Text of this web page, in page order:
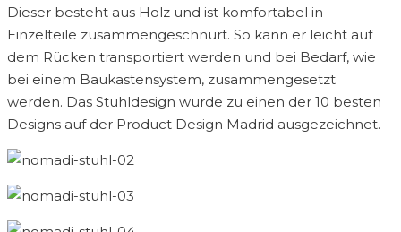
Dieser besteht aus Holz und ist komfortabel in
Einzelteile zusammengeschnürt. So kann er leicht auf
dem Rücken transportiert werden und bei Bedarf, wie
bei einem Baukastensystem, zusammengesetzt
werden. Das Stuhldesign wurde zu einen der 10 besten
Designs auf der Product Design Madrid ausgezeichnet.